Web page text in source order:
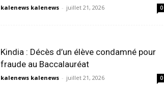
kalenews kalenews - juillet 21, 2026 0
Kindia : Décès d’un élève condamné pour
fraude au Baccalauréat
kalenews kalenews - juillet 21, 2026 0